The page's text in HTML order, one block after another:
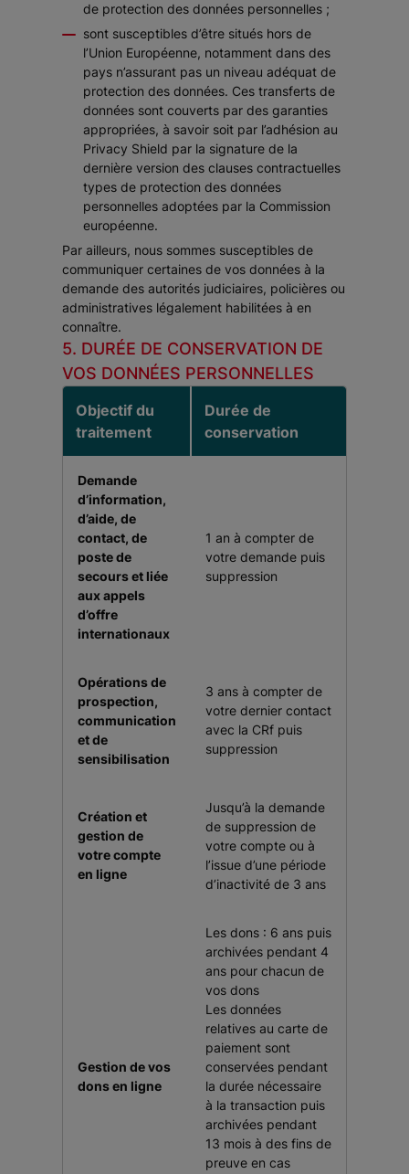
de protection des données personnelles ;
sont susceptibles d’être situés hors de
l’Union Européenne, notamment dans des
pays n’assurant pas un niveau adéquat de
protection des données. Ces transferts de
données sont couverts par des garanties
appropriées, à savoir soit par l’adhésion au
Privacy Shield par la signature de la
dernière version des clauses contractuelles
types de protection des données
personnelles adoptées par la Commission
européenne.
Par ailleurs, nous sommes susceptibles de
communiquer certaines de vos données à la
demande des autorités judiciaires, policières ou
administratives légalement habilitées à en
connaître.
5. DURÉE DE CONSERVATION DE
VOS DONNÉES PERSONNELLES
Objectif du
traitement
Durée de
conservation
Demande
d’information,
d’aide, de
contact, de
poste de
secours et liée
aux appels
d’offre
internationaux
1 an à compter de
votre demande puis
suppression
Opérations de
prospection,
communication
et de
sensibilisation
3 ans à compter de
votre dernier contact
avec la CRf puis
suppression
Création et
gestion de
votre compte
en ligne
Jusqu’à la demande
de suppression de
votre compte ou à
l’issue d’une période
d’inactivité de 3 ans
Gestion de vos
dons en ligne
Les dons : 6 ans puis
archivées pendant 4
ans pour chacun de
vos dons
Les données
relatives au carte de
paiement sont
conservées pendant
la durée nécessaire
à la transaction puis
archivées pendant
13 mois à des fins de
preuve en cas